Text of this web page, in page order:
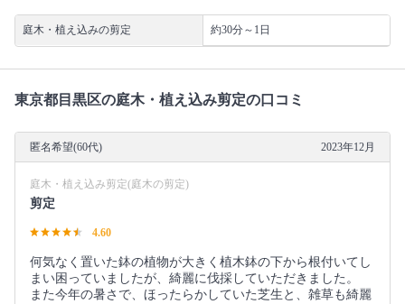
庭木・植え込みの剪定 約30分～1日
東京都目黒区の庭木・植え込み剪定の口コミ
匿名希望(60代) 2023年12月
庭木・植え込み剪定(庭木の剪定)
剪定
4.60
何気なく置いた鉢の植物が大きく植木鉢の下から根付いてし
まい困っていましたが、綺麗に伐採していただきました。
また今年の暑さで、ほったらかしていた芝生と、雑草も綺麗